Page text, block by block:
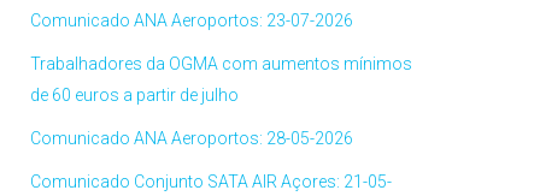
Comunicado ANA Aeroportos: 23-07-2026
Trabalhadores da OGMA com aumentos mínimos
de 60 euros a partir de julho
Comunicado ANA Aeroportos: 28-05-2026
Comunicado Conjunto SATA AIR Açores: 21-05-